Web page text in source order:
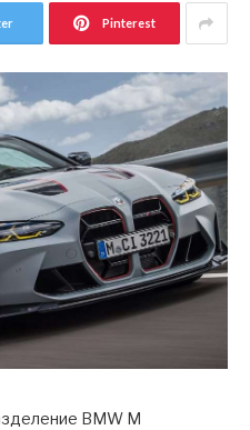
Pinterest
BMW M